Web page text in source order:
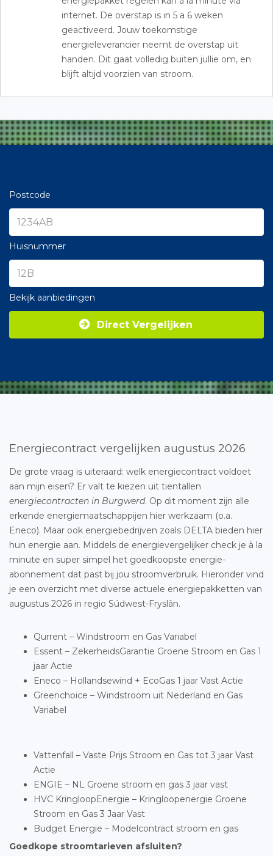
internet. De overstap is in 5 a 6 weken
geactiveerd. Jouw toekomstige
energieleverancier neemt de overstap uit
handen. Dit gaat volledig buiten jullie om, en
blijft altijd voorzien van stroom.
Postcode
Huisnummer
Bekijk aanbiedingen
Direct Vergelijken
Energiecontract vergelijken augustus 2026
De grote vraag is uiteraard: welk energiecontract voldoet
aan mijn eisen? Er valt te kiezen uit tientallen
energiecontracten in Burgwerd. Op dit moment zijn alle
erkende energiemaatschappijen hier werkzaam (o.a.
Eneco). Maar ook energiebedrijven zoals DELTA bieden hier
hun energie aan. Middels de energievergelijker check je à la
minute en super simpel het goedkoopste energie-
abonnement dat past bij jou stroomverbruik. Hieronder vind
je een overzicht met diverse actuele energiepakketten van
augustus 2026 in regio Súdwest-Fryslân.
Qurrent – Windstroom en Gas Variabel
Essent – ZekerheidsGarantie Groene Stroom en Gas 1
jaar Actie
Eneco – Hollandsewind + EcoGas 1 jaar Vast Actie
Greenchoice – Windstroom uit Nederland en Gas
Variabel
Vattenfall – Vaste Prijs Stroom en Gas tot 3 jaar Vast
Actie
ENGIE – NL Groene stroom en gas 3 jaar vast
HVC KringloopEnergie – Kringloopenergie Groene
Stroom en Gas 3 Jaar Vast
Budget Energie – Modelcontract stroom en gas
Goedkope stroomtarieven afsluiten?